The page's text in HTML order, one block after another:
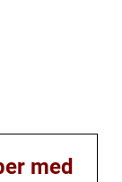
med